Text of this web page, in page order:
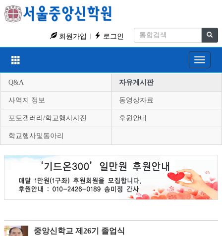
회원가입 로그인
Toggle
Q&A
자유게시판
사역지 정보 동영상자료
포토갤러리/학교행사사진 후원안내
학교행사및동아리
중앙신학교 제26기 졸업식